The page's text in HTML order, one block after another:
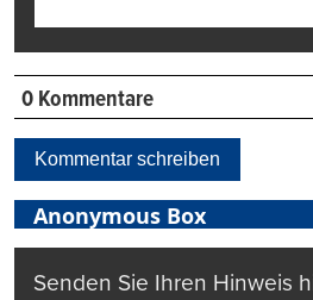
0 Kommentare
Kommentar schreiben
Anonymous Box
Senden Sie Ihren Hinweis